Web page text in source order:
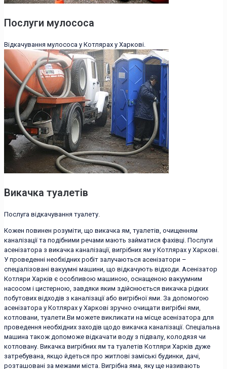
Послуги мулососа
Відкачування мулососа у Котлярах у Харкові.
Викачка туалетів
Послуга відкачування туалету.
Кожен повинен розуміти, що викачка ям, туалетів, очищенням
каналізації та подібними речами мають займатися фахівці. Послуги
асенізатора з викачка каналізації, вигрібних ям у Котлярах у Харкові.
У проведенні необхідних робіт залучаються асенізатори –
спеціалізовані вакуумні машини, що відкачують відходи. Асенізатор
Котляри Харків є особливою машиною, оснащеною вакуумним
насосом і цистерною, завдяки яким здійснюється викачка рідких
побутових відходів з каналізації або вигрібної ями. За допомогою
асенізатора у Котлярах у Харкові зручно очищати вигрібні ями,
котловани, туалети.Ви можете викликати на місце асенізатора для
проведення необхідних заходів щодо викачка каналізації. Спеціальна
машина також допоможе відкачати воду з підвалу, колодязя чи
котловану. Викачка вигрібних ям та туалетів Котляри Харків дуже
затребувана, якщо йдеться про житлові заміські будинки, дачі,
розташовані за межами міста. Вигрібна яма, яку ще називають